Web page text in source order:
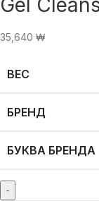
Gel
35,640 ₩
ВЕС
БРЕНД
БУКВА БРЕНДА